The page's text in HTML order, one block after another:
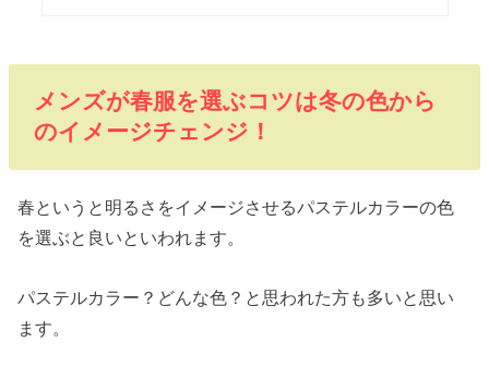
メンズが春服を選ぶコツは冬の色から
のイメージチェンジ！
春というと明るさをイメージさせるパステルカラーの色
を選ぶと良いといわれます。
パステルカラー？どんな色？と思われた方も多いと思い
ます。